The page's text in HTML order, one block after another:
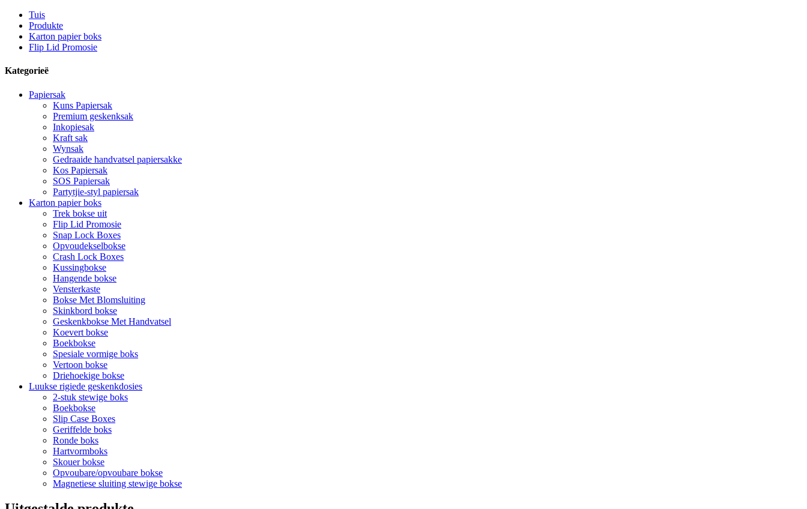
Tuis
Produkte
Karton papier boks
Flip Lid Promosie
Kategorieë
Papiersak
Kuns Papiersak
Premium geskenksak
Inkopiesak
Kraft sak
Wynsak
Gedraaide handvatsel papiersakke
Kos Papiersak
SOS Papiersak
Partytjie-styl papiersak
Karton papier boks
Trek bokse uit
Flip Lid Promosie
Snap Lock Boxes
Opvoudekselbokse
Crash Lock Boxes
Kussingbokse
Hangende bokse
Vensterkaste
Bokse Met Blomsluiting
Skinkbord bokse
Geskenkbokse Met Handvatsel
Koevert bokse
Boekbokse
Spesiale vormige boks
Vertoon bokse
Driehoekige bokse
Luukse rigiede geskenkdosies
2-stuk stewige boks
Boekbokse
Slip Case Boxes
Geriffelde boks
Ronde boks
Hartvormboks
Skouer bokse
Opvoubare/opvoubare bokse
Magnetiese sluiting stewige bokse